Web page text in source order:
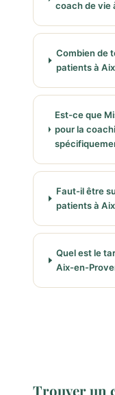
coach de vie
Combien de
patients à
Est-ce que
pour la
Faut-il être
patients à
Quel est le
Aix-en-
Trouver un